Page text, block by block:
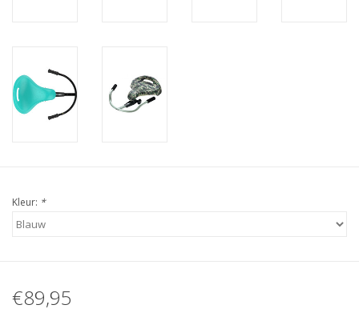
Kleur: *
€89,95